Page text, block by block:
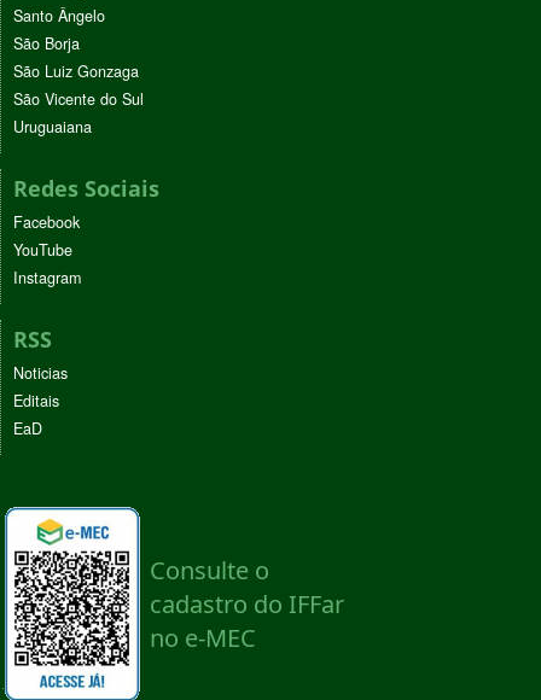
Santo Ângelo
São Borja
São Luiz Gonzaga
São Vicente do Sul
Uruguaiana
Redes Sociais
Facebook
YouTube
Instagram
RSS
Noticias
Editais
EaD